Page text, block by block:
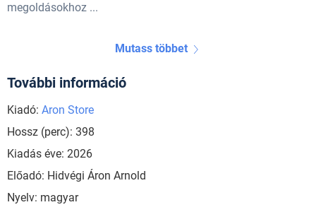
megoldásokhoz ...
Mutass többet
További információ
Kiadó: Aron Store
Hossz (perc): 398
Kiadás éve: 2026
Előadó: Hidvégi Áron Arnold
Nyelv: magyar